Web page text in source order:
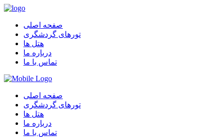
صفحه اصلی
تورهای گردشگری
هتل ها
درباره ما
تماس با ما
صفحه اصلی
تورهای گردشگری
هتل ها
درباره ما
تماس با ما